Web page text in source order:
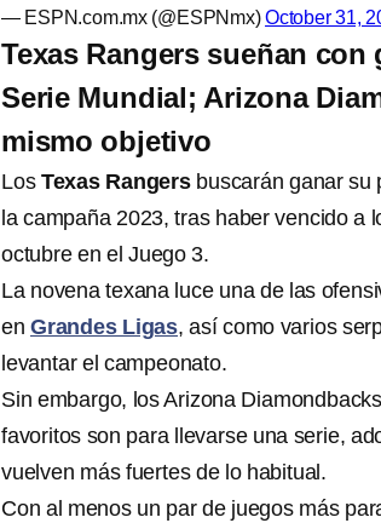
— ESPN.com.mx (@ESPNmx)October 31,
Texas Rangers sueñan
Serie Mundial; Arizona
mismo objetivo
Los Texas Rangers buscarán ganar su
la campaña 2023, tras haber vencido a
octubre en el Juego 3.
La novena texana luce una de las
en Grandes Ligas, así como varios
levantar el campeonato.
Sin embargo, los Arizona
favoritos son para llevarse una serie,
vuelven más fuertes de lo habitual.
Con al menos un par de juegos más